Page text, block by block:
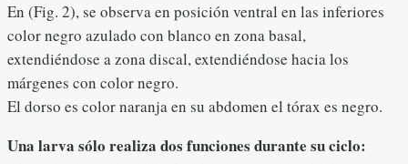
En (Fig. 2), se observa en posición ventral en las inferiores
color negro azulado con blanco en zona basal,
extendiéndose a zona discal, extendiéndose hacia los
márgenes con color negro.
El dorso es color naranja en su abdomen el tórax es negro.
Una larva sólo realiza dos funciones durante su ciclo: